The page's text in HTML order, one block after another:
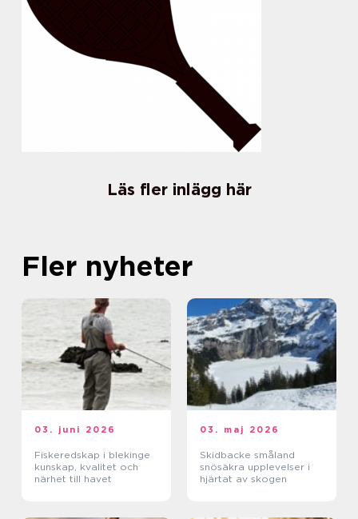
Läs fler inlägg här
Fler nyheter
03. juni 2026
Fiskeredskap i blekinge
kunskap, kvalitet och
närhet till havet
03. maj 2026
Skidbacke småland
snösäkra upplevelser i
hjärtat av skogen